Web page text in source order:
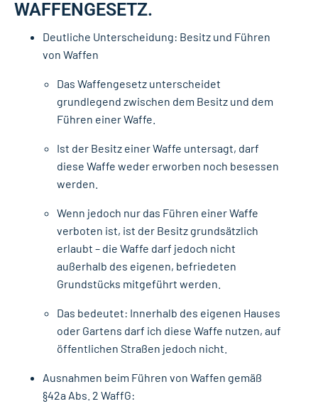
AFFENGESETZ.
Deutliche Unterscheidung: Besitz und Führen
von Waffen
Das Waffengesetz unterscheidet
grundlegend zwischen dem Besitz und dem
Führen einer Waffe.
Ist der Besitz einer Waffe untersagt, darf
diese Waffe weder erworben noch besessen
werden.
Wenn jedoch nur das Führen einer Waffe
verboten ist, ist der Besitz grundsätzlich
erlaubt – die Waffe darf jedoch nicht
außerhalb des eigenen, befriedeten
Grundstücks mitgeführt werden.
Das bedeutet: Innerhalb des eigenen Hauses
oder Gartens darf ich diese Waffe nutzen, auf
öffentlichen Straßen jedoch nicht.
Ausnahmen beim Führen von Waffen gemäß
§42a Abs. 2 WaffG: